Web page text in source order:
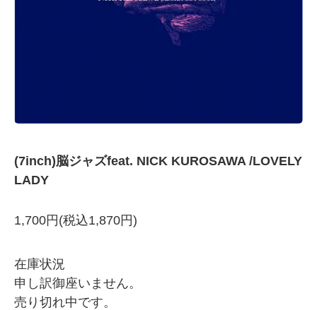
(7inch)脳ジャズfeat. NICK KUROSAWA /LOVELY
LADY
1,700円(税込1,870円)
在庫状況
申し訳御座いません。
売り切れ中です。